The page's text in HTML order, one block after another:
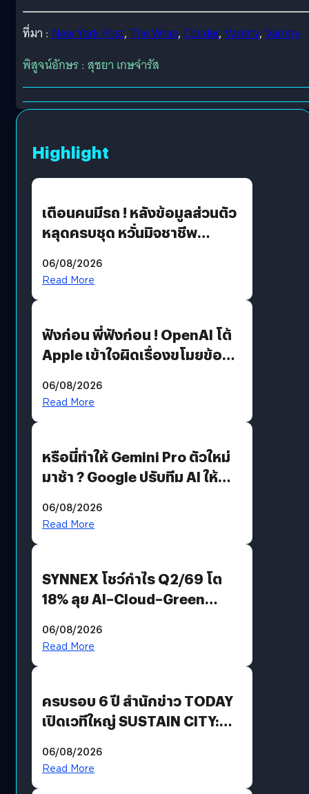
ที่มา : New York Post, The Wrap, Colider, Variety, Variety
พิสูจน์อักษร : สุชยา เกษจำรัส
Highlight
เตือนคนมีรถ ! หลังข้อมูลส่วนตัว
หลุดครบชุด หวั่นมิจชาชีพ
รหัสผ่านหลุด ไม่ใช่แฮ็กเกอร์
06/08/2026
Read More
ฟังก่อน พี่ฟังก่อน ! OpenAI โต้
Apple เข้าใจผิดเรื่องขโมยข้อมูล
06/08/2026
Read More
หรือนี่ทำให้ Gemini Pro ตัวใหม่
มาช้า ? Google ปรับทีม AI ให้
AGI
06/08/2026
Read More
SYNNEX โชว์กำไร Q2/69 โต
18% ลุย AI–Cloud–Green
Revenue เร่งเครื่อง New
06/08/2026
Read More
ครบรอบ 6 ปี สำนักข่าว TODAY
เปิดเวทีใหญ่ SUSTAIN CITY:
แนวทางปรับตัวสู่เศรษฐกิจสี
06/08/2026
Read More